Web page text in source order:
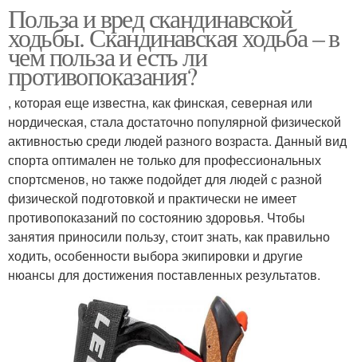
Польза и вред скандинавской
ходьбы. Скандинавская ходьба – в
чем польза и есть ли
противопоказания?
, которая еще известна, как финская, северная или
нордическая, стала достаточно популярной физической
активностью среди людей разного возраста. Данный вид
спорта оптимален не только для профессиональных
спортсменов, но также подойдет для людей с разной
физической подготовкой и практически не имеет
противопоказаний по состоянию здоровья. Чтобы
занятия приносили пользу, стоит знать, как правильно
ходить, особенности выбора экипировки и другие
нюансы для достижения поставленных результатов.